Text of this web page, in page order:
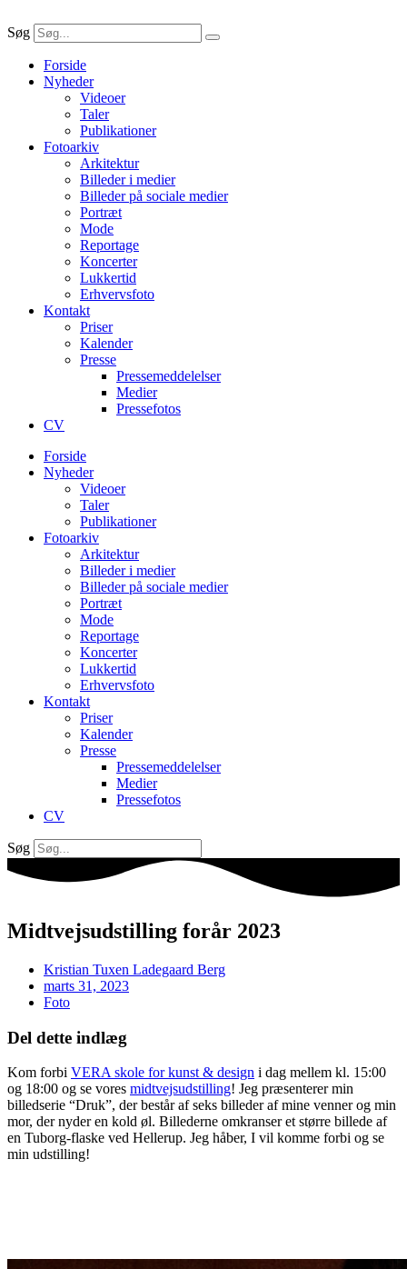
Søg
Forside
Nyheder
Videoer
Taler
Publikationer
Fotoarkiv
Arkitektur
Billeder i medier
Billeder på sociale medier
Portræt
Mode
Reportage
Koncerter
Lukkertid
Erhvervsfoto
Kontakt
Priser
Kalender
Presse
Pressemeddelelser
Medier
Pressefotos
CV
Forside
Nyheder
Videoer
Taler
Publikationer
Fotoarkiv
Arkitektur
Billeder i medier
Billeder på sociale medier
Portræt
Mode
Reportage
Koncerter
Lukkertid
Erhvervsfoto
Kontakt
Priser
Kalender
Presse
Pressemeddelelser
Medier
Pressefotos
CV
Søg
Midtvejsudstilling forår 2023
Kristian Tuxen Ladegaard Berg
marts 31, 2023
Foto
Del dette indlæg
Kom forbi VERA skole for kunst & design i dag mellem kl. 15:00
og 18:00 og se vores midtvejsudstilling! Jeg præsenterer min
billedserie “Druk”, der består af seks billeder af mine venner og min
mor, der nyder en kold øl. Billederne omkranser et større billede af
en Tuborg-flaske ved Hellerup. Jeg håber, I vil komme forbi og se
min udstilling!